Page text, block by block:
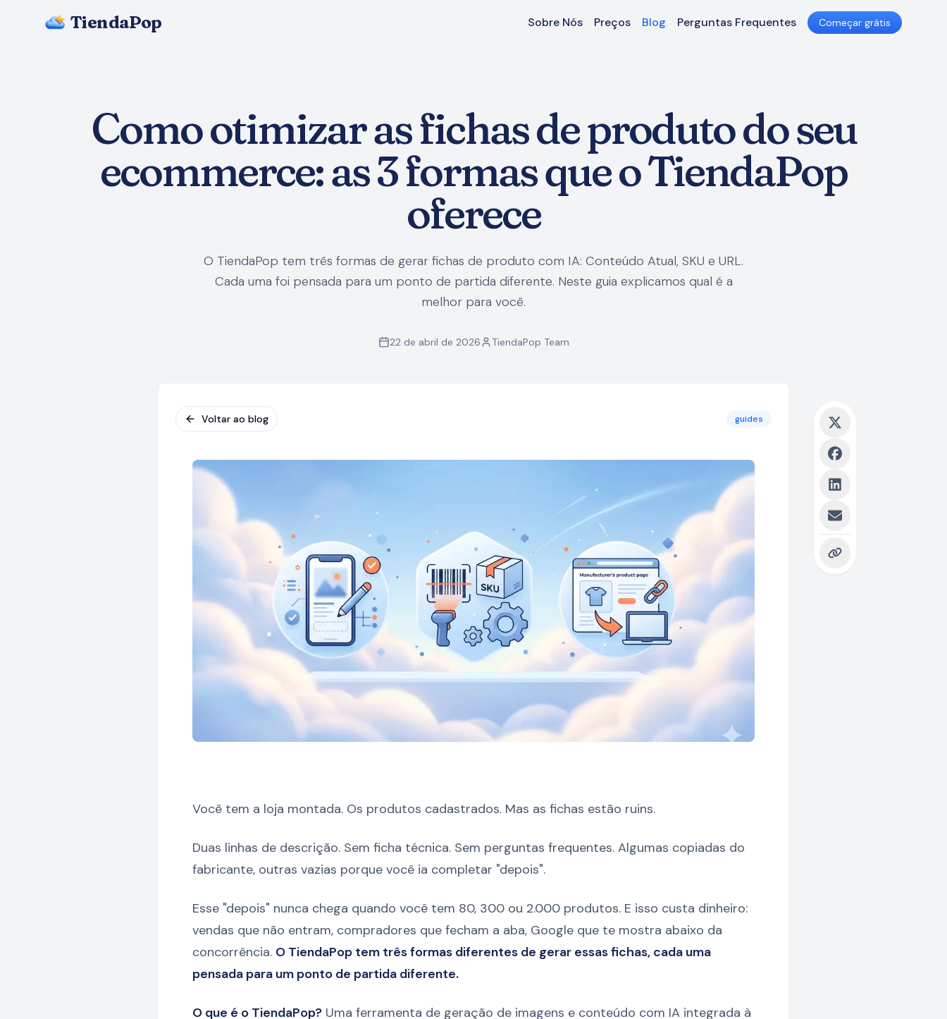
TiendaPop Sobre Nós Preços Blog Perguntas Frequentes Começar grátis
Como otimizar as fichas de produto do seu
ecommerce: as 3 formas que o TiendaPop
oferece
O TiendaPop tem três formas de gerar fichas de produto com IA: Conteúdo Atual, SKU e URL.
Cada uma foi pensada para um ponto de partida diferente. Neste guia explicamos qual é a
melhor para você.
22 de abril de 2026 TiendaPop Team
Voltar ao blog guides
Você tem a loja montada. Os produtos cadastrados. Mas as fichas estão ruins.
Duas linhas de descrição. Sem ficha técnica. Sem perguntas frequentes. Algumas copiadas do
fabricante, outras vazias porque você ia completar "depois".
Esse "depois" nunca chega quando você tem 80, 300 ou 2.000 produtos. E isso custa dinheiro:
vendas que não entram, compradores que fecham a aba, Google que te mostra abaixo da
concorrência. O TiendaPop tem três formas diferentes de gerar essas fichas, cada uma
pensada para um ponto de partida diferente.
O que é o TiendaPop? Uma ferramenta de geração de imagens e conteúdo com IA integrada à